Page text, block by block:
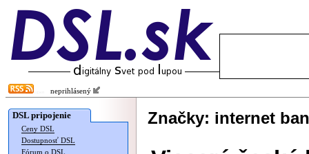
neprihlásený
DSL pripojenie
Ceny DSL
Dostupnosť DSL
Fórum o DSL
Značky: internet